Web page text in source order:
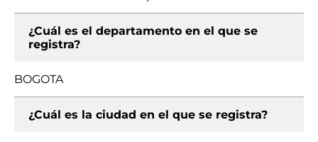
¿Cuál es el departamento en el que se
registra?
BOGOTA
¿Cuál es la ciudad en el que se registra?